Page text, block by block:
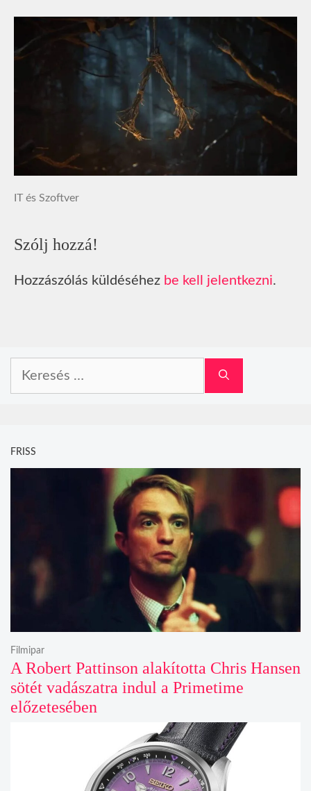
IT és Szoftver
Szólj hozzá!
Hozzászólás küldéséhez be kell jelentkezni.
FRISS
A Robert Pattinson alakította Chris Hansen
sötét vadászatra indul a Primetime
előzetesében
Filmipar